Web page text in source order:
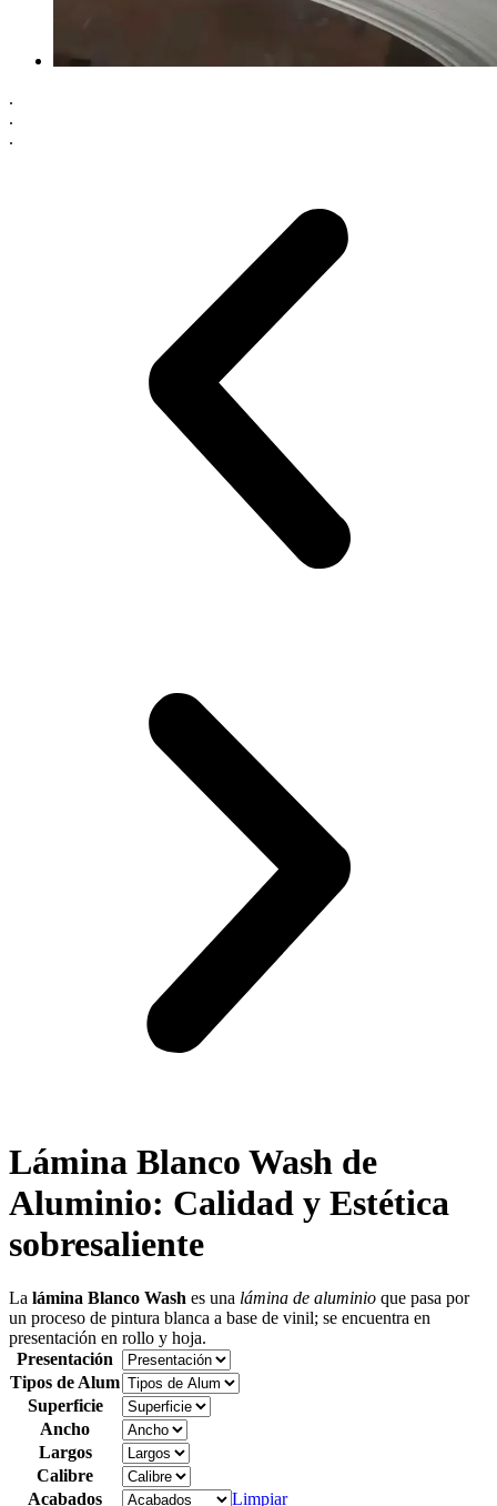
.
.
.
Lámina Blanco Wash de
Aluminio: Calidad y Estética
sobresaliente
La lámina Blanco Wash es una lámina de aluminio que pasa por
un proceso de pintura blanca a base de vinil; se encuentra en
presentación en rollo y hoja.
Presentación
Tipos de Alum
Superficie
Ancho
Largos
Calibre
Acabados
Limpiar